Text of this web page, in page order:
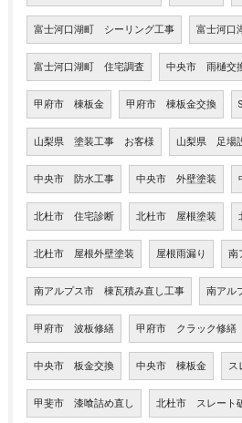
富士河口湖町 シーリング工事 富士河
富士河口湖町 住宅調査 中央市 雨樋交
甲府市 棟板金 甲府市 棟板金交換
山梨県 塗装工事 お客様 山梨県 足場
中央市 防水工事 中央市 外壁塗装
北杜市 住宅診断 北杜市 屋根塗装
北杜市 屋根外壁塗装 屋根雨漏り 南
南アルプス市 棟瓦積み直し工事 南アル
甲府市 波板修繕 甲府市 クラック修繕
中央市 板金交換 中央市 棟板金 ス
甲斐市 漆喰詰め直し 北杜市 スレート